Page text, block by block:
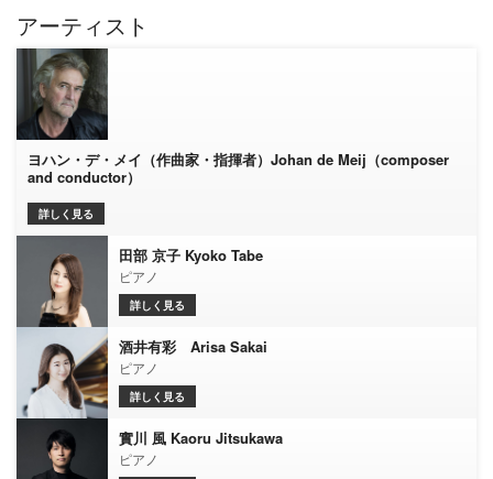
アーティスト
ヨハン・デ・メイ（作曲家・指揮者）Johan de Meij（composer
and conductor）
詳しく見る
田部 京子 Kyoko Tabe
ピアノ
詳しく見る
酒井有彩 Arisa Sakai
ピアノ
詳しく見る
實川 風 Kaoru Jitsukawa
ピアノ